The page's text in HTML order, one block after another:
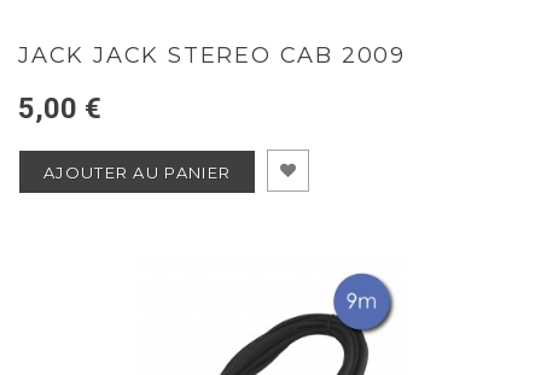
JACK JACK STEREO CAB 2009
5,00 €
AJOUTER AU PANIER